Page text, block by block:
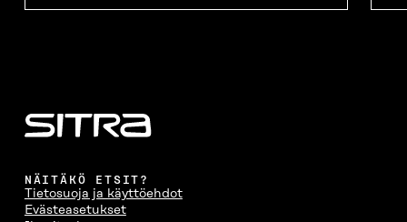
NÄITÄKÖ ETSIT?
Tietosuoja ja käyttöehdot
Evästeasetukset